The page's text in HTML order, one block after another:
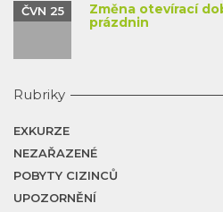
Změna otevírací
prázdnin
ČVN 25
Rubriky
EXKURZE
NEZAŘAZENÉ
POBYTY CIZINCŮ
UPOZORNĚNÍ